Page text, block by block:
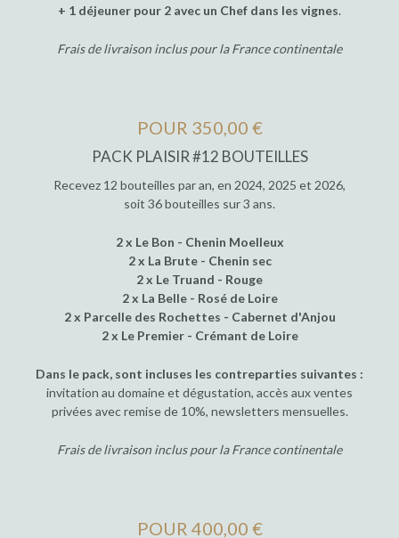
+ 1 déjeuner pour 2 avec un Chef dans les vignes.
Frais de livraison inclus pour la France continentale
POUR 350,00 €
PACK PLAISIR #12 BOUTEILLES
Recevez 12 bouteilles par an, en 2024, 2025 et 2026,
soit 36 bouteilles sur 3 ans.
2 x Le Bon - Chenin Moelleux
2 x La Brute - Chenin sec
2 x Le Truand - Rouge
2 x La Belle - Rosé de Loire
2 x Parcelle des Rochettes - Cabernet d'Anjou
2 x Le Premier - Crémant de Loire
Dans le pack, sont incluses les contreparties suivantes :
invitation au domaine et dégustation, accès aux ventes
privées avec remise de 10%, newsletters mensuelles.
Frais de livraison inclus pour la France continentale
POUR 400,00 €